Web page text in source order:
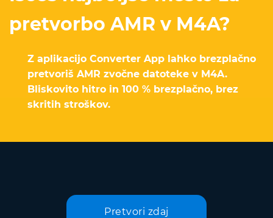
pretvorbo AMR v M4A?
Z aplikacijo Converter App lahko brezplačno
pretvoriš AMR zvočne datoteke v M4A.
Bliskovito hitro in 100 % brezplačno, brez
skritih stroškov.
Pretvori zdaj